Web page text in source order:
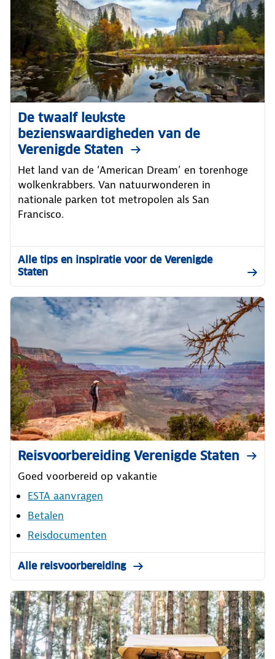
De twaalf leukste
bezienswaardigheden van de
Verenigde Staten
Het land van de ‘American Dream’ en torenhoge
wolkenkrabbers. Van natuurwonderen in
nationale parken tot metropolen als San
Francisco.
Alle tips en inspiratie voor de Verenigde
Staten
Reisvoorbereiding Verenigde Staten
Goed voorbereid op vakantie
ESTA aanvragen
Betalen
Reisdocumenten
Alle reisvoorbereiding